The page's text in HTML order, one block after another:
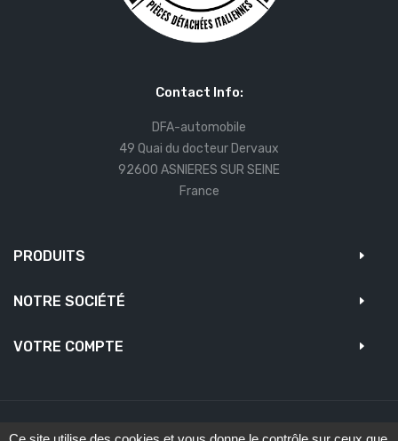
Contact Info:
DFA-automobile
49 Quai du docteur Dervaux
92600 ASNIERES SUR SEINE
France
PRODUITS
NOTRE SOCIÉTÉ
VOTRE COMPTE